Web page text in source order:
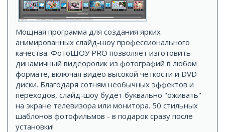
Мощная программа для создания ярких
анимированных слайд-шоу профессионального
качества. ФотоШОУ PRO позволяет изготовить
динамичный видеоролик из фотографий в любом
формате, включая видео высокой чёткости и DVD
диски. Благодаря сотням необычных эффектов и
переходов, слайд-шоу будет буквально "оживать"
на экране телевизора или монитора. 50 стильных
шаблонов фотофильмов - в подарок сразу после
установки!